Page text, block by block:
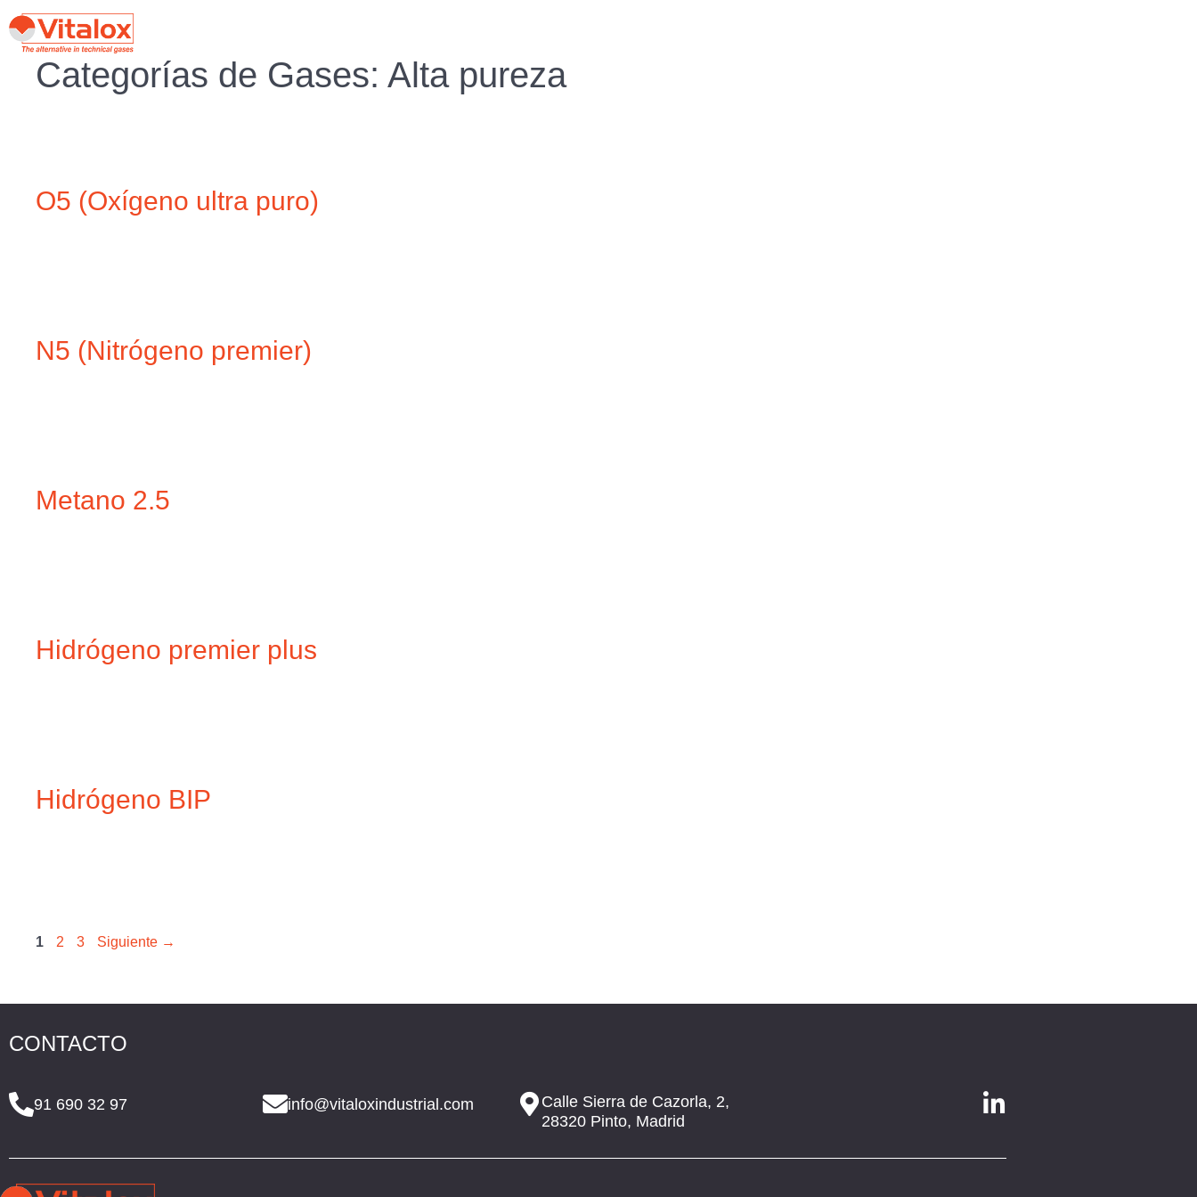
Categorías de Gases: Alta pureza
O5 (Oxígeno ultra puro)
N5 (Nitrógeno premier)
Metano 2.5
Hidrógeno premier plus
Hidrógeno BIP
1 2 3 Siguiente →
CONTACTO
91 690 32 97 info@vitaloxindustrial.com
Calle Sierra de Cazorla, 2,
28320 Pinto, Madrid